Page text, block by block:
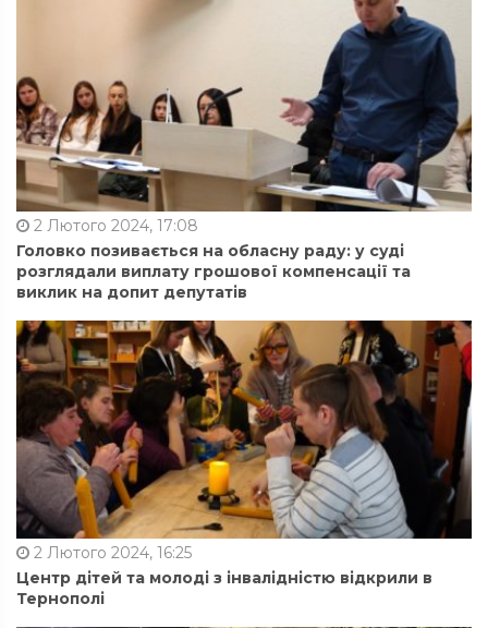
2 Лютого 2024, 17:08
Головко позивається на обласну раду: у суді
розглядали виплату грошової компенсації та
виклик на допит депутатів
2 Лютого 2024, 16:25
Центр дітей та молоді з інвалідністю відкрили в
Тернополі